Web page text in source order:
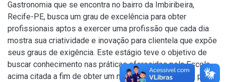
Gastronomia que se encontra no bairro da Imbiribeira,
Recife-PE, busca um grau de excelência para obter
profissionais aptos a exercer uma profissão que cada dia
mostra sua criatividade e inovação para clientela que expõe
seus graus de exigência. Este estágio teve o objetivo de
buscar conhecimento nas práticas oferecidas pela Escola
acima citada a fim de obter um maior aprofundamento para